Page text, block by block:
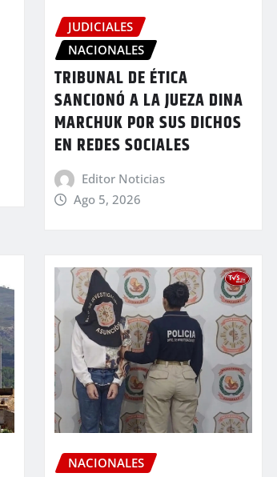
JUDICIALES
NACIONALES
TRIBUNAL DE ÉTICA
SANCIONÓ A LA JUEZA DINA
MARCHUK POR SUS DICHOS
EN REDES SOCIALES
Editor Noticias
Ago 5, 2026
NACIONALES